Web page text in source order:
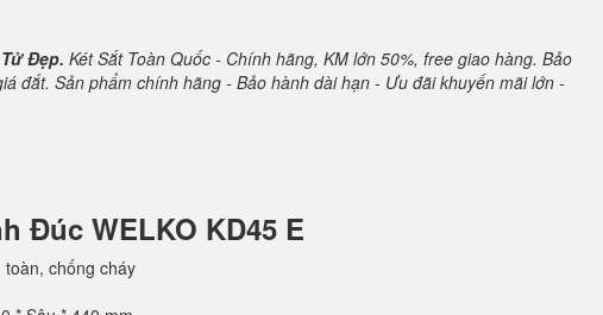
Đẹp. Két Sắt Toàn Quốc - Chính hãng, KM lớn 50%, free giao hàng. Bảo
đắt. Sản phẩm chính hãng - Bảo hành dài hạn - Ưu đãi khuyến mãi lớn -
Đúc WELKO KD45 E
chống cháy